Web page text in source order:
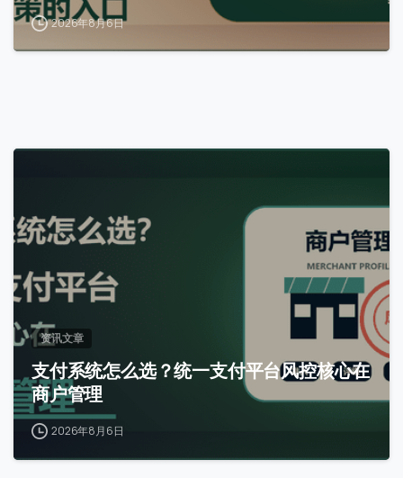
2026年8月6日
资讯文章
支付系统怎么选？统一支付平台风控核心在
商户管理
2026年8月6日